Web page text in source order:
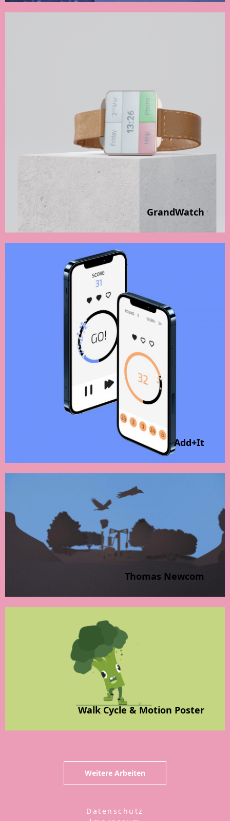
GrandWatch
Add+It
Thomas Newcom
Walk Cycle & Motion Poster
Weitere Arbeiten
Datenschutz